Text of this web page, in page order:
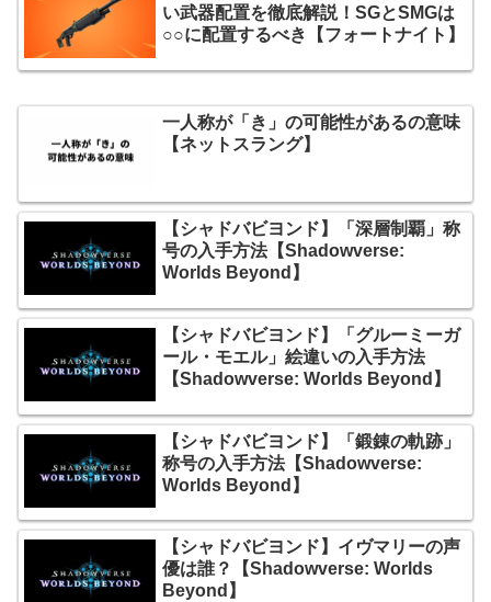
い武器配置を徹底解説！SGとSMGは
○○に配置するべき【フォートナイト】
一人称が「き」の可能性があるの意味
【ネットスラング】
【シャドバビヨンド】「深層制覇」称
号の入手方法【Shadowverse:
Worlds Beyond】
【シャドバビヨンド】「グルーミーガ
ール・モエル」絵違いの入手方法
【Shadowverse: Worlds Beyond】
【シャドバビヨンド】「鍛錬の軌跡」
称号の入手方法【Shadowverse:
Worlds Beyond】
【シャドバビヨンド】イヴマリーの声
優は誰？【Shadowverse: Worlds
Beyond】